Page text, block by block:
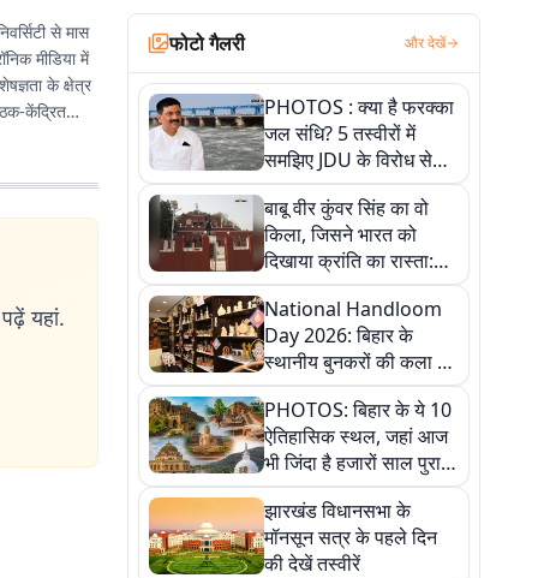
से मास
मीडिया में
के क्षेत्र
केंद्रित
यहां.
फोटो गैलरी और देखें
PHOTOS : क्या है फरक्का
जल संधि? 5 तस्वीरों में
समझिए JDU के विरोध से
लेकर बिहार पर असर तक
पूरी कहानी
बाबू वीर कुंवर सिंह का वो
किला, जिसने भारत को
दिखाया क्रांति का रास्ता:
तस्वीरों में देखिए
National Handloom
Day 2026: बिहार के
स्थानीय बुनकरों की कला को
सलाम, तस्वीरों में देखें
हस्तकरघा की समृद्ध परंपरा
PHOTOS: बिहार के ये 10
ऐतिहासिक स्थल, जहां आज
भी जिंदा है हजारों साल पुराना
इतिहास, एक बार जरूर घूमिए
झारखंड विधानसभा के
मॉनसून सत्र के पहले दिन
की देखें तस्वीरें